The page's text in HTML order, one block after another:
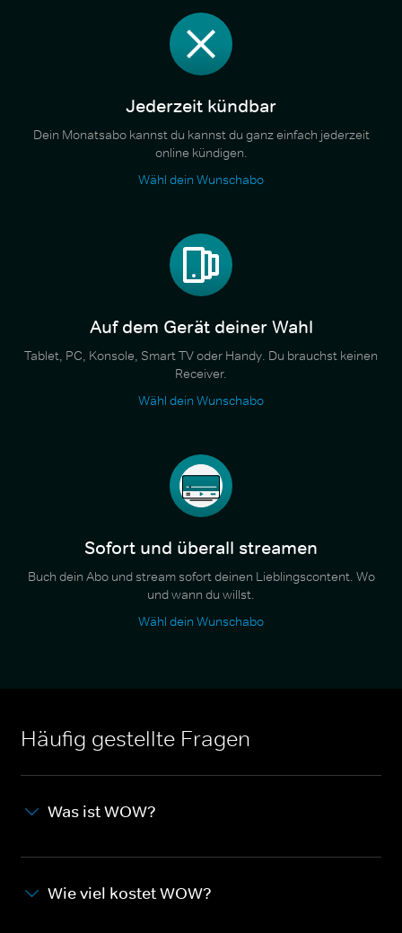
Jederzeit kündbar
Dein Monatsabo kannst du kannst du ganz einfach jederzeit
online kündigen.
Wähl dein Wunschabo
Auf dem Gerät deiner Wahl
Tablet, PC, Konsole, Smart TV oder Handy. Du brauchst keinen
Receiver.
Wähl dein Wunschabo
Sofort und überall streamen
Buch dein Abo und stream sofort deinen Lieblingscontent. Wo
und wann du willst.
Wähl dein Wunschabo
Häufig gestellte Fragen
Was ist WOW?
Wie viel kostet WOW?